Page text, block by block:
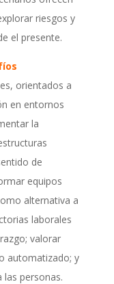
riesgos y
el presente.
orientados a
en entornos
la
de
equipos
alternativa a
laborales
valorar
automatizado; y
las personas.